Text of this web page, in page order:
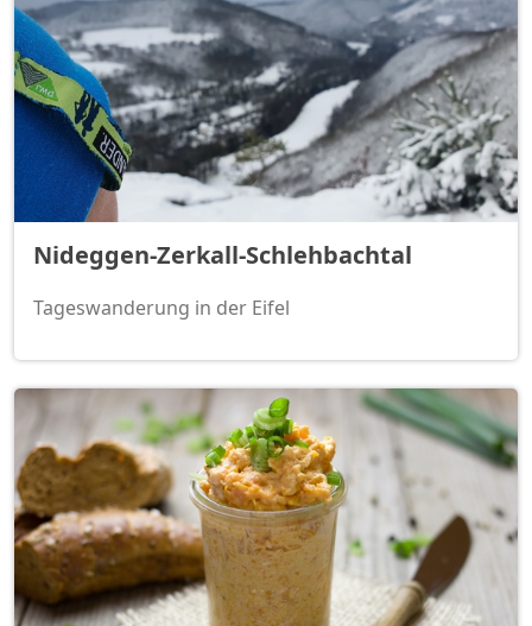
Nideggen-Zerkall-Schlehbachtal
Tageswanderung in der Eifel